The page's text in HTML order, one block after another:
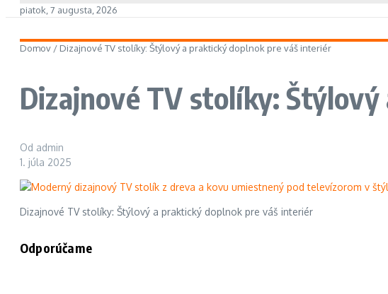
piatok, 7 augusta, 2026
Domov / Dizajnové TV stolíky: Štýlový a praktický doplnok pre váš interiér
Dizajnové TV stolíky:
Od admin
1. júla 2025
Dizajnové TV stolíky: Štýlový a praktický doplnok pre váš interiér
Odporúčame